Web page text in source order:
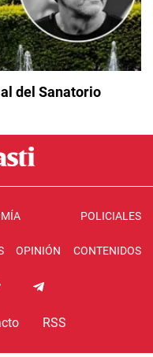
del Sanatorio
POLICIALES
OPINIÓN CONTENIDOS
RSS